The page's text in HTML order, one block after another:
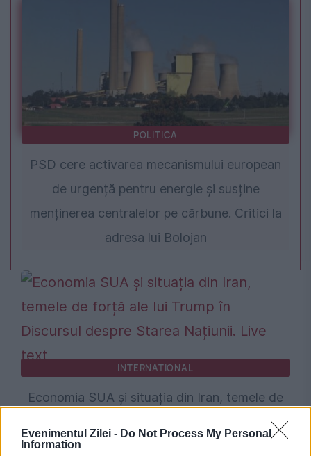
Evenimentul Zilei - Do Not Process My Personal
Information
POLITICA
PSD cere activarea mecanismului european
de urgență pentru energie și susține
menținerea centralelor pe cărbune. Critici la
adresa lui Bolojan
INTERNATIONAL
Economia SUA și situația din Iran, temele de
forță ale lui Trump în Discursul despre Starea